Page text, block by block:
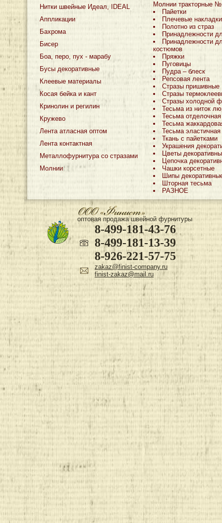
Нитки швейные Идеал, IDEAL
Аппликации
Бахрома
Бисер
Боа, перо, пух - марабу
Бусы декоративные
Клеевые материалы
Косая бейка и кант
Кринолин и регилин
Кружево
Лента атласная оптом
Лента контактная
Металлофурнитура со стразами
Молнии
Молнии тракторные
Пайетки
Плечевые накладки
Полотно из страз
Принадлежности
Принадлежности
костюмов
Пряжки
Пуговицы
Пудра – блеск
Репсовая лента
Стразы пришивные
Стразы
Стразы холодной
Тесьма из ниток
Тесьма отделочная
Тесьма
Тесьма эластичная
Ткань с пайетками
Украшения
Цветы
Цепочка
Чашки корсетные
Шипы
Шторная тесьма
РАЗНОЕ
оптовая продажа швейной фурнитуры
8-499-181-43-76
8-499-181-13-39
8-926-221-57-75
zakaz@finist-company.ru
finist-zakaz@mail.ru